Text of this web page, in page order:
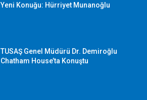
Yeni Konuğu: Hürriyet Munanoğlu
TUSAŞ Genel Müdürü Dr. Demiroğlu
Chatham House’ta Konuştu